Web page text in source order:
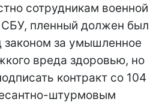
сотрудникам военной
СБУ, пленный должен был
законом за умышленное
вреда здоровью, но
контракт со 104
штурмовым